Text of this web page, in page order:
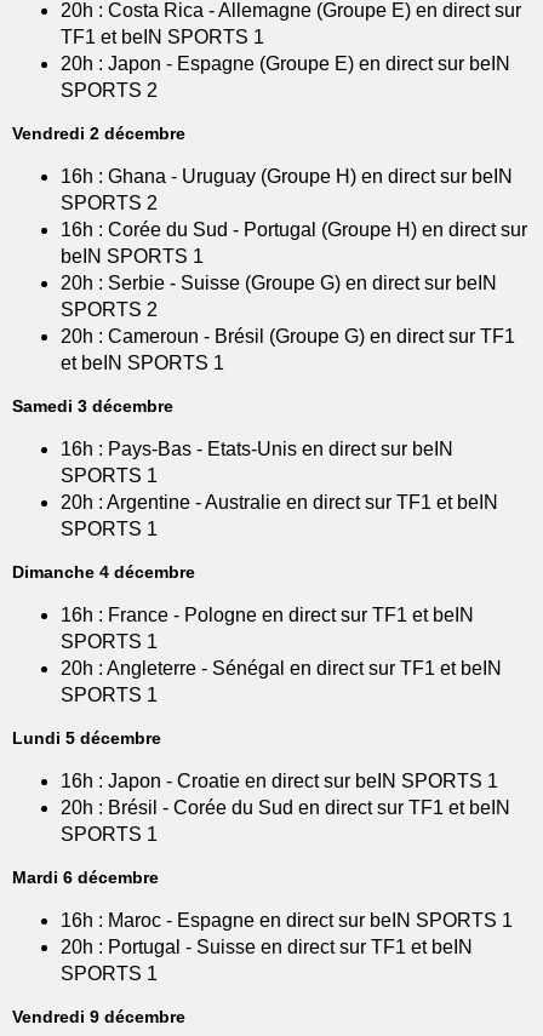
20h : Costa Rica - Allemagne (Groupe E) en direct sur
TF1 et beIN SPORTS 1
20h : Japon - Espagne (Groupe E) en direct sur beIN
SPORTS 2
Vendredi 2 décembre
16h : Ghana - Uruguay (Groupe H) en direct sur beIN
SPORTS 2
16h : Corée du Sud - Portugal (Groupe H) en direct sur
beIN SPORTS 1
20h : Serbie - Suisse (Groupe G) en direct sur beIN
SPORTS 2
20h : Cameroun - Brésil (Groupe G) en direct sur TF1
et beIN SPORTS 1
Samedi 3 décembre
16h : Pays-Bas - Etats-Unis en direct sur beIN
SPORTS 1
20h : Argentine - Australie en direct sur TF1 et beIN
SPORTS 1
Dimanche 4 décembre
16h : France - Pologne en direct sur TF1 et beIN
SPORTS 1
20h : Angleterre - Sénégal en direct sur TF1 et beIN
SPORTS 1
Lundi 5 décembre
16h : Japon - Croatie en direct sur beIN SPORTS 1
20h : Brésil - Corée du Sud en direct sur TF1 et beIN
SPORTS 1
Mardi 6 décembre
16h : Maroc - Espagne en direct sur beIN SPORTS 1
20h : Portugal - Suisse en direct sur TF1 et beIN
SPORTS 1
Vendredi 9 décembre